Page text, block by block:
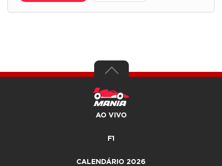
AO VIVO
F1
CALENDÁRIO 2026